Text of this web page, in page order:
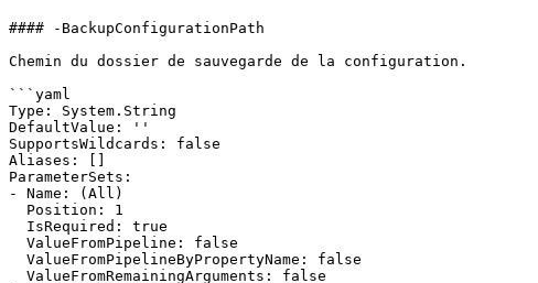
#### -BackupConfigurationPath
Chemin du dossier de sauvegarde de la configuration.
```yaml
Type: System.String
DefaultValue: ''
SupportsWildcards: false
Aliases: []
ParameterSets:
- Name: (All)